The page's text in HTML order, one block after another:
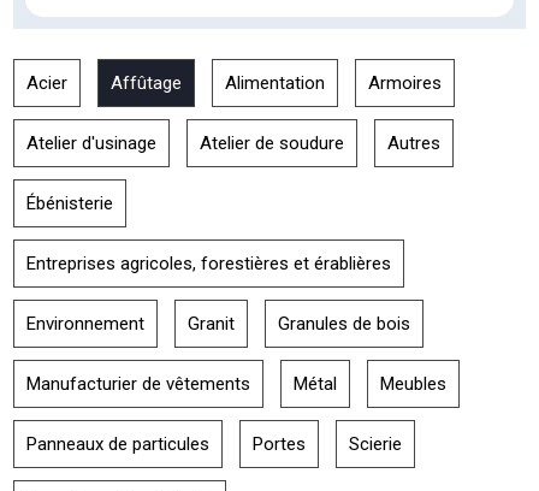
Acier Affûtage Alimentation Armoires
Atelier d'usinage Atelier de soudure Autres
Ébénisterie
Entreprises agricoles, forestières et érablières
Environnement Granit Granules de bois
Manufacturier de vêtements Métal Meubles
Panneaux de particules Portes Scierie